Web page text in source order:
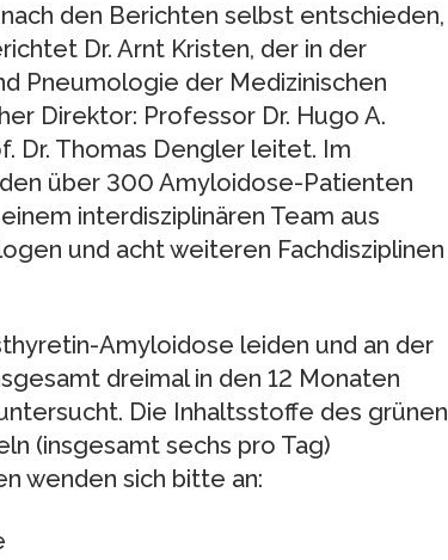
den Berichten selbst entschieden,
Dr. Arnt Kristen, der in der
Pneumologie der Medizinischen
Direktor: Professor Dr. Hugo A.
Dr. Thomas Dengler leitet. Im
über 300 Amyloidose-Patienten
interdisziplinären Team aus
und acht weiteren Fachdisziplinen
Amyloidose leiden und an der
dreimal in den 12 Monaten
Die Inhaltsstoffe des grünen
(insgesamt sechs pro Tag)
wenden sich bitte an: